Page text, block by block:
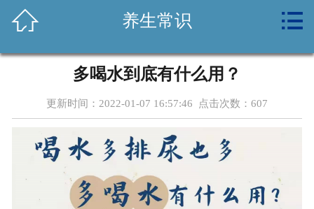
关于我们
健康课堂
体检套餐
 养生常识 
多喝水到底有什么用？
更新时间：2022-01-07 16:57:46 点击次数： 607